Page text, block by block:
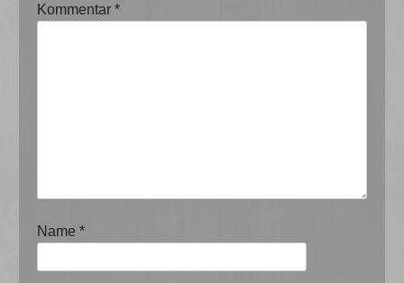
Kommentar*
Name*